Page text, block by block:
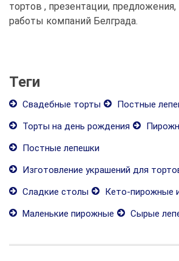
тортов , презентации,
работы компаний Белграда.
Теги
Свадебные торты
Постные
Торты на день рождения
Постные лепешки
Изготовление украшений для
Сладкие столы
Кето-пирожные
Маленькие пирожные
Сырые